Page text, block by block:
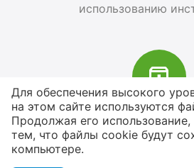
использованию
В наличии более 4000
товаров
От расходников до
Для обеспечения высокого
на этом сайте используются
Продолжая его
тем, что файлы cookie будут
компьютере.